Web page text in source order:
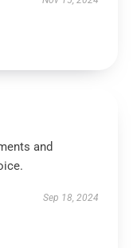
and
Sep 18, 2024